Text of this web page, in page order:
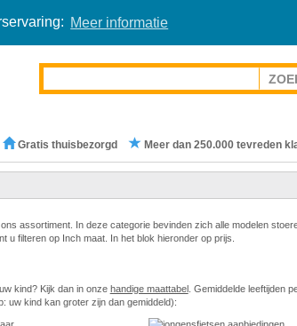
Meer informatie
Gratis thuisbezorgd Meer dan 250.000 tevreden
assortiment. In deze categorie bevinden zich alle modelen
u filteren op Inch maat. In het blok hieronder op prijs.
kind? Kijk dan in onze handige maattabel. Gemiddelde leeftijden
uw kind kan groter zijn dan gemiddeld):